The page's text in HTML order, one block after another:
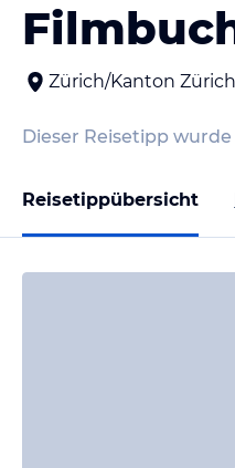
Zürich/Kanton Zürich
Dieser Reisetipp
Reisetippübersicht